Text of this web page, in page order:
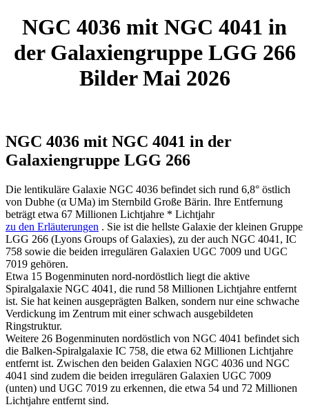
NGC 4036 mit NGC 4041 in
der Galaxiengruppe LGG 266
Bilder Mai 2026
NGC 4036 mit NGC 4041 in der
Galaxiengruppe LGG 266
Die lentikuläre Galaxie NGC 4036 befindet sich rund 6,8° östlich
von Dubhe (α UMa) im Sternbild Große Bärin. Ihre Entfernung
beträgt etwa 67 Millionen Lichtjahre * Lichtjahr
zu den Erläuterungen . Sie ist die hellste Galaxie der kleinen Gruppe
LGG 266 (Lyons Groups of Galaxies), zu der auch NGC 4041, IC
758 sowie die beiden irregulären Galaxien UGC 7009 und UGC
7019 gehören.
Etwa 15 Bogenminuten nord-nordöstlich liegt die aktive
Spiralgalaxie NGC 4041, die rund 58 Millionen Lichtjahre entfernt
ist. Sie hat keinen ausgeprägten Balken, sondern nur eine schwache
Verdickung im Zentrum mit einer schwach ausgebildeten
Ringstruktur.
Weitere 26 Bogenminuten nordöstlich von NGC 4041 befindet sich
die Balken-Spiralgalaxie IC 758, die etwa 62 Millionen Lichtjahre
entfernt ist. Zwischen den beiden Galaxien NGC 4036 und NGC
4041 sind zudem die beiden irregulären Galaxien UGC 7009
(unten) und UGC 7019 zu erkennen, die etwa 54 und 72 Millionen
Lichtjahre entfernt sind.